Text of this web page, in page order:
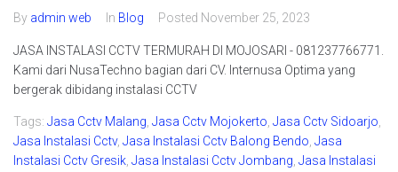
By admin web In Blog Posted November 25, 2023
JASA INSTALASI CCTV TERMURAH DI MOJOSARI - 081237766771.
Kami dari NusaTechno bagian dari CV. Internusa Optima yang
bergerak dibidang instalasi CCTV
Tags: Jasa Cctv Malang Jasa Cctv Mojokerto Jasa Cctv Sidoarjo
Jasa Instalasi Cctv, Jasa Instalasi Cctv Balong Bendo Jasa
Instalasi Cctv Gresik Jasa Instalasi Cctv Jombang Jasa Instalasi